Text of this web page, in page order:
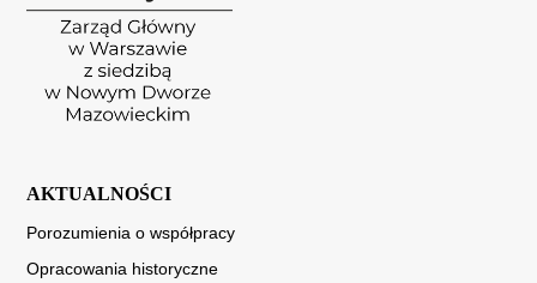
AKTUALNOŚCI
Porozumienia o współpracy
Opracowania historyczne